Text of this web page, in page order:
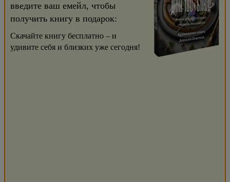
введите ваш емейл, чтобы
получить книгу в подарок:
Скачайте книгу бесплатно – и
удивите себя и близких уже сегодня!